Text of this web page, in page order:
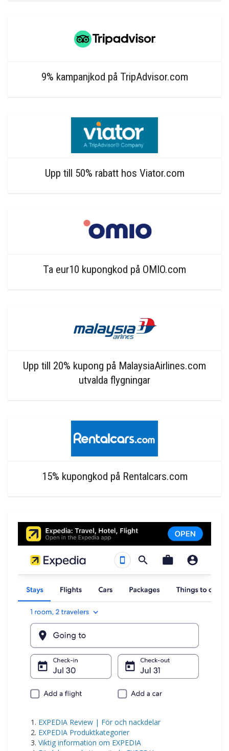
9% kampanjkod på TripAdvisor.com
Upp till 50% rabatt hos Viator.com
Ta eur10 kupongkod på OMIO.com
Upp till 20% kupong på MalaysiaAirlines.com
utvalda flygningar
15% kupongkod på Rentalcars.com
EXPEDIA Review | För och nackdelar
EXPEDIA Produktkategorier
Viktig information om EXPEDIA